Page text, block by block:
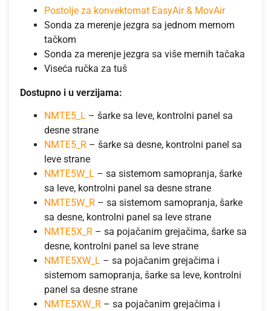
Postolje za konvektomat EasyAir & MovAir
Sonda za merenje jezgra sa jednom mernom
tačkom
Sonda za merenje jezgra sa više mernih tačaka
Viseća ručka za tuš
Dostupno i u verzijama:
NMTE5_L – šarke sa leve, kontrolni panel sa
desne strane
NMTE5_R – šarke sa desne, kontrolni panel sa
leve strane
NMTE5W_L – sa sistemom samopranja, šarke
sa leve, kontrolni panel sa desne strane
NMTE5W_R – sa sistemom samopranja, šarke
sa desne, kontrolni panel sa leve strane
NMTE5X_R – sa pojačanim grejačima, šarke sa
desne, kontrolni panel sa leve strane
NMTE5XW_L – sa pojačanim grejačima i
sistemom samopranja, šarke sa leve, kontrolni
panel sa desne strane
NMTE5XW_R – sa pojačanim grejačima i